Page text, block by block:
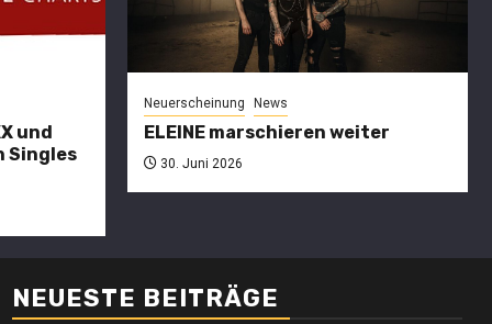
und
Singles
Neuerscheinung News
ELEINE marschieren weiter
30. Juni 2026
die
27/2026:
SARA NOXX
und
CULTURE
führen
Singles und
NEUESTE BEITRÄGE